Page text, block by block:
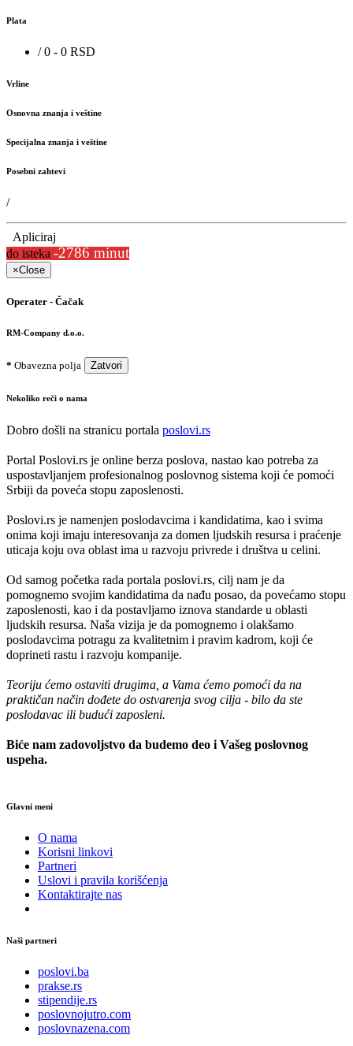
Plata
/ 0 - 0 RSD
Vrline
Osnovna znanja i veštine
Specijalna znanja i veštine
Posebni zahtevi
/
Apliciraj
do isteka -2786 minut
×Close
Operater - Čačak
RM-Company d.o.o.
* Obavezna polja Zatvori
Nekoliko reči o nama
Dobro došli na stranicu portala poslovi.rs
Portal Poslovi.rs je online berza poslova, nastao kao potreba za
uspostavljanjem profesionalnog poslovnog sistema koji će pomoći
Srbiji da poveća stopu zaposlenosti.
Poslovi.rs je namenjen poslodavcima i kandidatima, kao i svima
onima koji imaju interesovanja za domen ljudskih resursa i praćenje
uticaja koju ova oblast ima u razvoju privrede i društva u celini.
Od samog početka rada portala poslovi.rs, cilj nam je da
pomognemo svojim kandidatima da nađu posao, da povećamo stopu
zaposlenosti, kao i da postavljamo iznova standarde u oblasti
ljudskih resursa. Naša vizija je da pomognemo i olakšamo
poslodavcima potragu za kvalitetnim i pravim kadrom, koji će
doprineti rastu i razvoju kompanije.
Teoriju ćemo ostaviti drugima, a Vama ćemo pomoći da na
praktičan način dođete do ostvarenja svog cilja - bilo da ste
poslodavac ili budući zaposleni.
Biće nam zadovoljstvo da budemo deo i Vašeg poslovnog
uspeha.
Glavni meni
O nama
Korisni linkovi
Partneri
Uslovi i pravila korišćenja
Kontaktirajte nas
Naši partneri
poslovi.ba
prakse.rs
stipendije.rs
poslovnojutro.com
poslovnazena.com